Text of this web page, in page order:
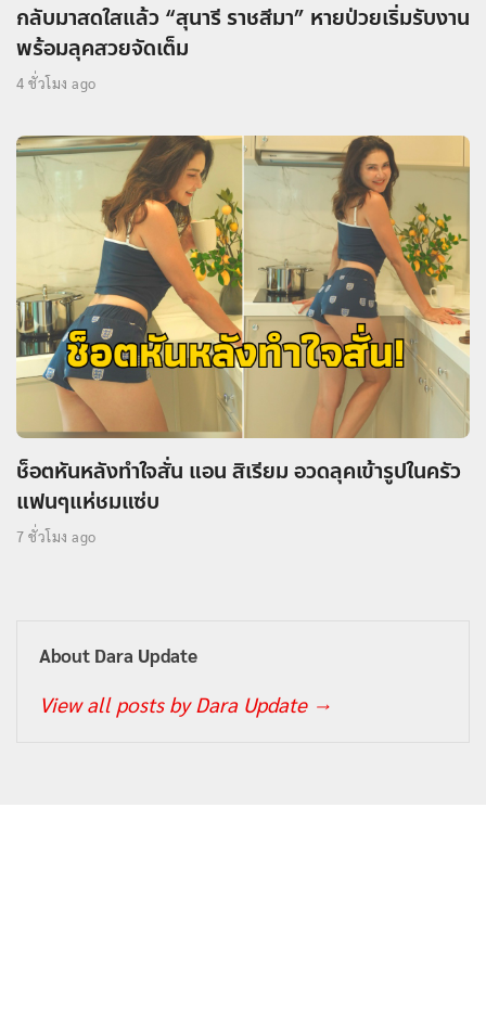
กลับมาสดใสแล้ว “สุนารี ราชสีมา” หายป่วยเริ่มรับงาน
พร้อมลุคสวยจัดเต็ม
4 ชั่วโมง ago
ช็อตหันหลังทำใจสั่น แอน สิเรียม อวดลุคเข้ารูปในครัว
แฟนๆแห่ชมแซ่บ
7 ชั่วโมง ago
About Dara Update
View all posts by Dara Update →